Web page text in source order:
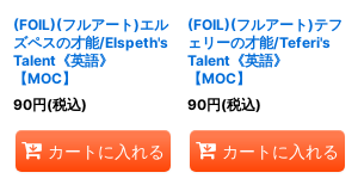
(FOIL)(フルアート)エル
ズペスの才能/Elspeth's
Talent《英語》
【MOC】
90円(税込)
カートに入れる
(FOIL)(フルアート)テフ
ェリーの才能/Teferi's
Talent《英語》
【MOC】
90円(税込)
カートに入れる